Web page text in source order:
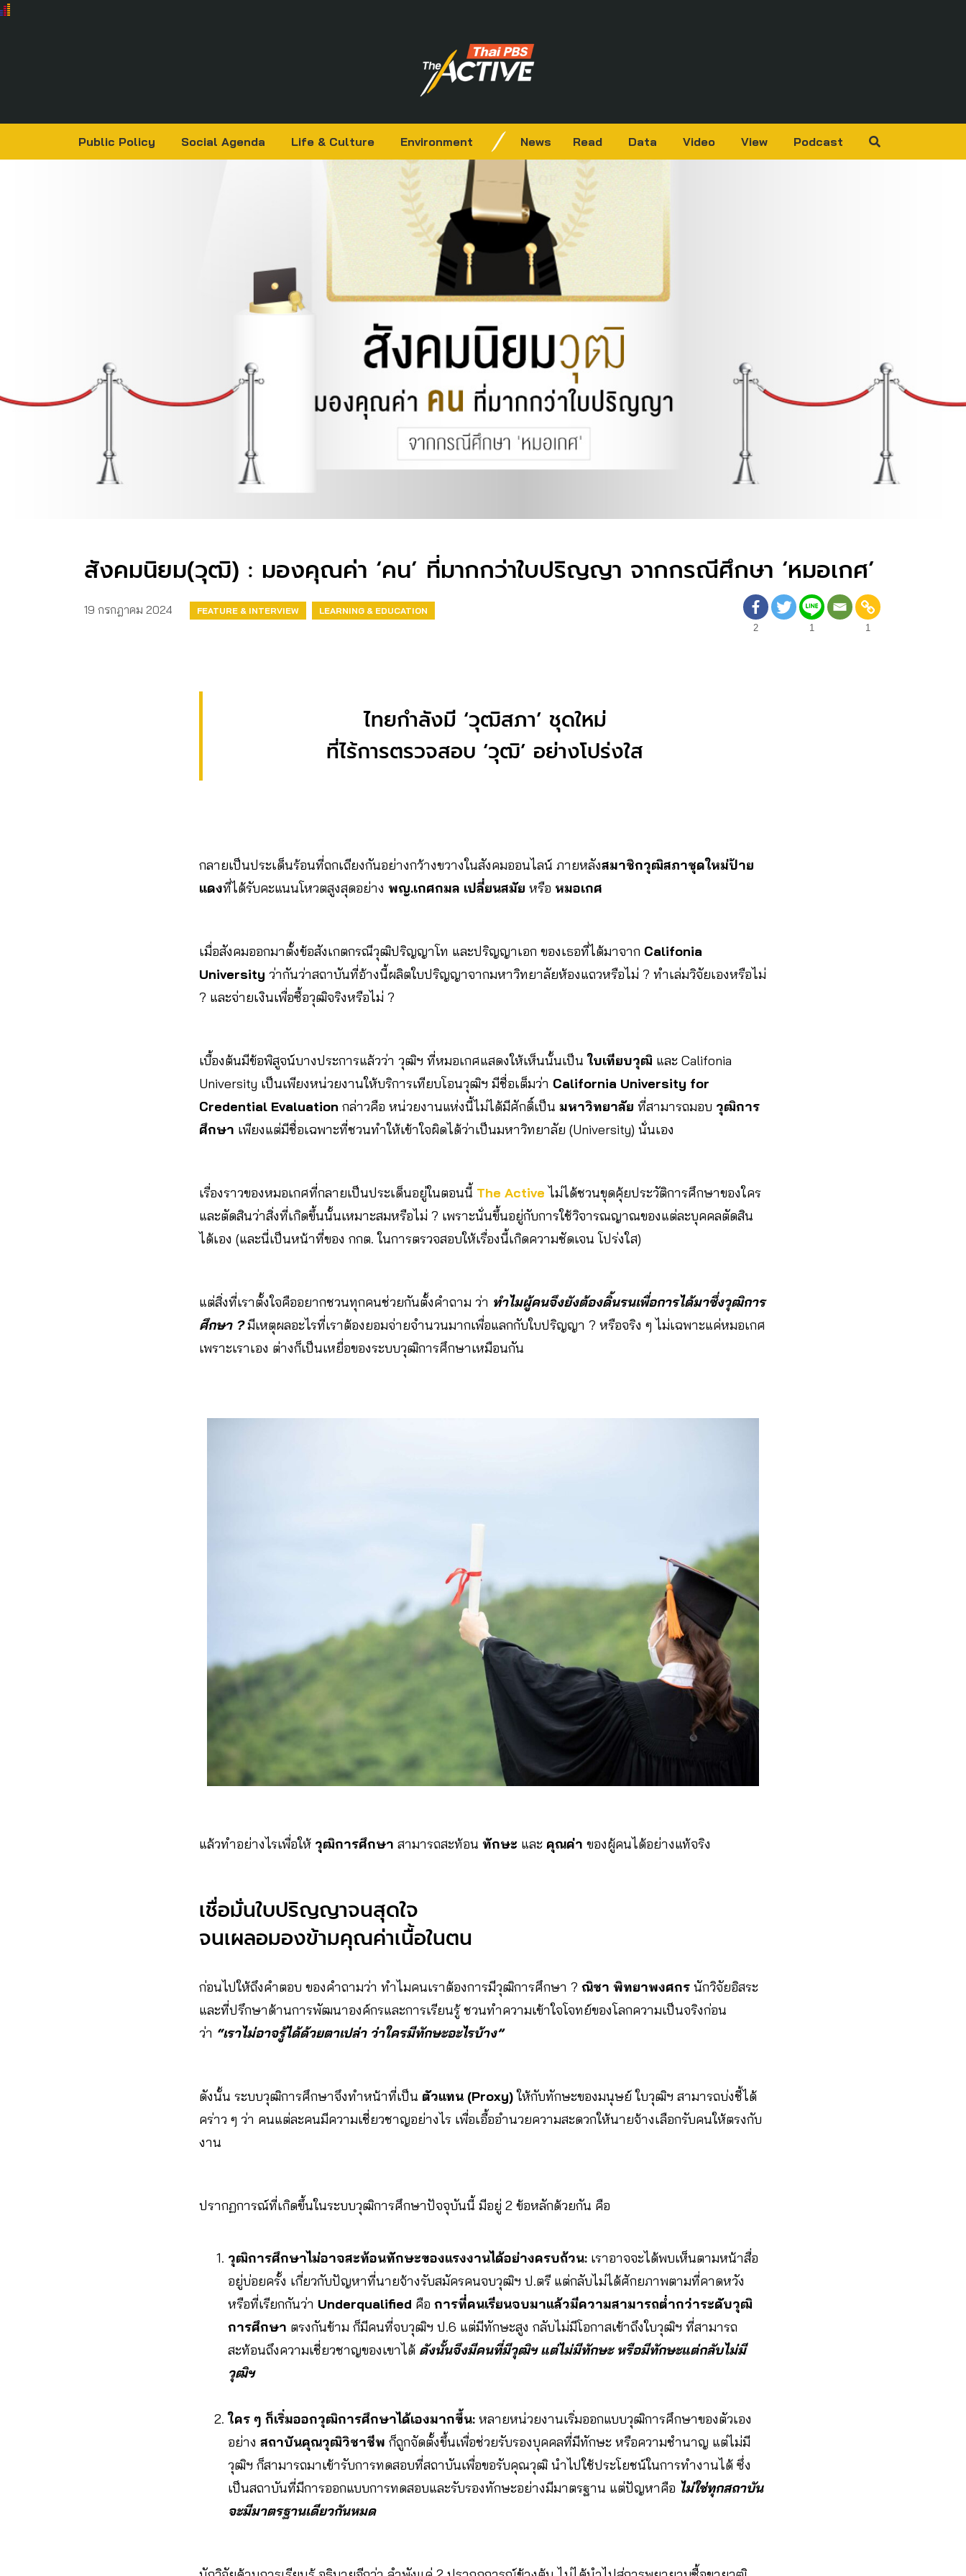
Public Policy Social Agenda Life & Culture Environment News Read Data Video View Podcast
สังคมนิยม(วุฒิ) : มองคุณค่า ‘คน’ ที่มากกว่าใบปริญญา จากกรณีศึกษา ‘หมอเกศ’
19 กรกฎาคม 2024 FEATURE & INTERVIEW
LEARNING & EDUCATION
2
1 1
ไทยกำลังมี ‘วุฒิสภา’ ชุดใหม่
ที่ไร้การตรวจสอบ ‘วุฒิ’ อย่างโปร่งใส
กลายเป็นประเด็นร้อนที่ถกเถียงกันอย่างกว้างขวางในสังคมออนไลน์ ภายหลังสมาชิกวุฒิสภาชุดใหม่ป้าย
แดงที่ได้รับคะแนนโหวตสูงสุดอย่าง พญ.เกศกมล เปลี่ยนสมัย หรือ หมอเกศ
เมื่อสังคมออกมาตั้งข้อสังเกตกรณีวุฒิปริญญาโท และปริญญาเอก ของเธอที่ได้มาจาก Califonia
University ว่ากันว่าสถาบันที่อ้างนี้ผลิตใบปริญญาจากมหาวิทยาลัยห้องแถวหรือไม่ ? ทำเล่มวิจัยเองหรือไม่
? และจ่ายเงินเพื่อซื้อวุฒิจริงหรือไม่ ?
เบื้องต้นมีข้อพิสูจน์บางประการแล้วว่า วุฒิฯ ที่หมอเกศแสดงให้เห็นนั้นเป็นใบเทียบวุฒิ และ Califonia
University เป็นเพียงหน่วยงานให้บริการเทียบโอนวุฒิฯ มีชื่อเต็มว่า California University for
Credential Evaluation กล่าวคือ หน่วยงานแห่งนี้ไม่ได้มีศักดิ์เป็น มหาวิทยาลัย ที่สามารถมอบ วุฒิการ
ศึกษา เพียงแต่มีชื่อเฉพาะที่ชวนทำให้เข้าใจผิดได้ว่าเป็นมหาวิทยาลัย (University) นั่นเอง
เรื่องราวของหมอเกศที่กลายเป็นประเด็นอยู่ในตอนนี้ The Active ไม่ได้ชวนขุดคุ้ยประวัติการศึกษาของใคร
และตัดสินว่าสิ่งที่เกิดขึ้นนั้นเหมาะสมหรือไม่ ? เพราะนั่นขึ้นอยู่กับการใช้วิจารณญาณของแต่ละบุคคลตัดสิน
ได้เอง (และนี่เป็นหน้าที่ของ กกต. ในการตรวจสอบให้เรื่องนี้เกิดความชัดเจน โปร่งใส)
แต่สิ่งที่เราตั้งใจคืออยากชวนทุกคนช่วยกันตั้งคำถาม ว่า ทำไมผู้คนจึงยังต้องดิ้นรนเพื่อการได้มาซึ่งวุฒิการ
ศึกษา ?มีเหตุผลอะไรที่เราต้องยอมจ่ายจำนวนมากเพื่อแลกกับใบปริญญา ? หรือจริง ๆ ไม่เฉพาะแค่หมอเกศ
เพราะเราเอง ต่างก็เป็นเหยื่อของระบบวุฒิการศึกษาเหมือนกัน
แล้วทำอย่างไรเพื่อให้ วุฒิการศึกษา สามารถสะท้อน ทักษะ และ คุณค่า ของผู้คนได้อย่างแท้จริง
เชื่อมั่นใบปริญญาจนสุดใจ
จนเผลอมองข้ามคุณค่าเนื้อในตน
ก่อนไปให้ถึงคำตอบ ของคำถามว่า ทำไมคนเราต้องการมีวุฒิการศึกษา ? ณิชา พิทยาพงศกร นักวิจัยอิสระ
และที่ปรึกษาด้านการพัฒนาองค์กรและการเรียนรู้ ชวนทำความเข้าใจโจทย์ของโลกความเป็นจริงก่อน
ว่า “เราไม่อาจรู้ได้ด้วยตาเปล่า ว่าใครมีทักษะอะไรบ้าง”
ดังนั้น ระบบวุฒิการศึกษาจึงทำหน้าที่เป็น ตัวแทน (Proxy)ให้กับทักษะของมนุษย์ ใบวุฒิฯ สามารถบ่งชี้ได้
คร่าว ๆ ว่า คนแต่ละคนมีความเชี่ยวชาญอย่างไร เพื่อเอื้ออำนวยความสะดวกให้นายจ้างเลือกรับคนให้ตรงกับ
งาน
ปรากฏการณ์ที่เกิดขึ้นในระบบวุฒิการศึกษาปัจจุบันนี้ มีอยู่ 2 ข้อหลักด้วยกัน คือ
วุฒิการศึกษาไม่อาจสะท้อนทักษะของแรงงานได้อย่างครบถ้วน: เราอาจจะได้พบเห็นตามหน้าสื่อ
อยู่บ่อยครั้ง เกี่ยวกับปัญหาที่นายจ้างรับสมัครคนจบวุฒิฯ ป.ตรี แต่กลับไม่ได้ศักยภาพตามที่คาดหวัง
หรือที่เรียกกันว่า Underqualified คือ การที่คนเรียนจบมาแล้วมีความสามารถต่ำกว่าระดับวุฒิ
การศึกษา ตรงกันข้าม ก็มีคนที่จบวุฒิฯ ป.6 แต่มีทักษะสูง กลับไม่มีโอกาสเข้าถึงใบวุฒิฯ ที่สามารถ
สะท้อนถึงความเชี่ยวชาญของเขาได้ ดังนั้นจึงมีคนที่มีวุฒิฯ แต่ไม่มีทักษะ หรือมีทักษะแต่กลับไม่มี
วุฒิฯ
ใคร ๆ ก็เริ่มออกวุฒิการศึกษาได้เองมากขึ้น: หลายหน่วยงานเริ่มออกแบบวุฒิการศึกษาของตัวเอง
อย่าง สถาบันคุณวุฒิวิชาชีพ ก็ถูกจัดตั้งขึ้นเพื่อช่วยรับรองบุคคลที่มีทักษะ หรือความชำนาญ แต่ไม่มี
วุฒิฯ ก็สามารถมาเข้ารับการทดสอบที่สถาบันเพื่อขอรับคุณวุฒิ นำไปใช้ประโยชน์ในการทำงานได้ ซึ่ง
เป็นสถาบันที่มีการออกแบบการทดสอบและรับรองทักษะอย่างมีมาตรฐาน แต่ปัญหาคือ ไม่ใช่ทุกสถาบัน
จะมีมาตรฐานเดียวกันหมด